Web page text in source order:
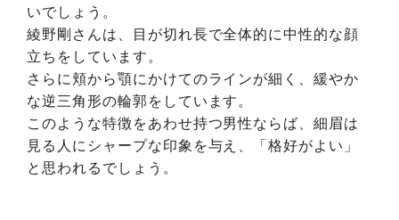
いでしょう。
綾野剛さんは、目が切れ長で全体的に中性的な顔
立ちをしています。
さらに頬から顎にかけてのラインが細く、緩やか
な逆三角形の輪郭をしています。
このような特徴をあわせ持つ男性ならば、細眉は
見る人にシャープな印象を与え、「格好がよい」
と思われるでしょう。